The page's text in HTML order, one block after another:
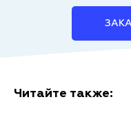
Читайте также: